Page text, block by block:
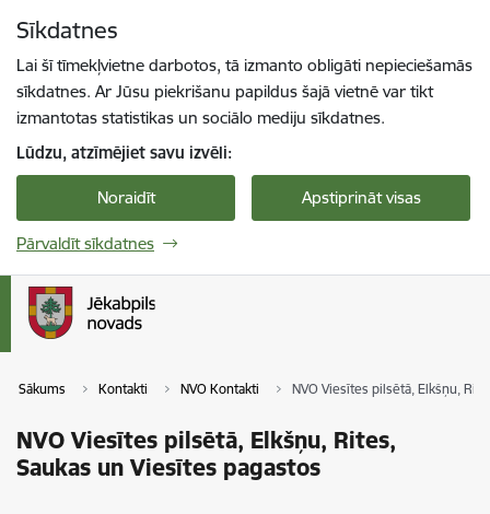
Sīkdatnes
Lai šī tīmekļvietne darbotos, tā izmanto obligāti nepieciešamās
sīkdatnes. Ar Jūsu piekrišanu papildus šajā vietnē var tikt
izmantotas statistikas un sociālo mediju sīkdatnes.
Lūdzu, atzīmējiet savu izvēli:
Noraidīt Apstiprināt visas
Pārvaldīt sīkdatnes
Sākums Kontakti NVO Kontakti NVO Viesītes pilsētā, Elkšņu,
NVO Viesītes pilsētā, Elkšņu, Rites,
Saukas un Viesītes pagastos